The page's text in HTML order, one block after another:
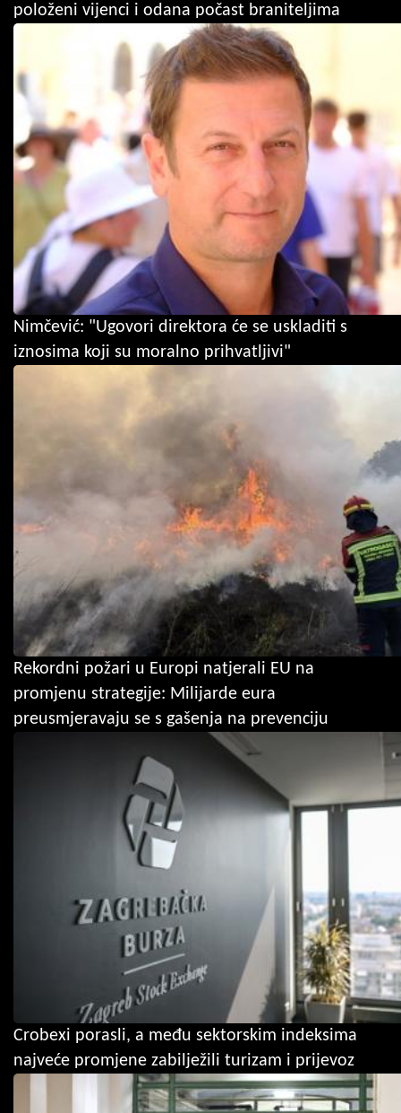
položeni vijenci i odana počast braniteljima
Nimčević: "Ugovori direktora će se uskladiti s
iznosima koji su moralno prihvatljivi"
Rekordni požari u Europi natjerali EU na
promjenu strategije: Milijarde eura
preusmjeravaju se s gašenja na prevenciju
Crobexi porasli, a među sektorskim indeksima
najveće promjene zabilježili turizam i prijevoz